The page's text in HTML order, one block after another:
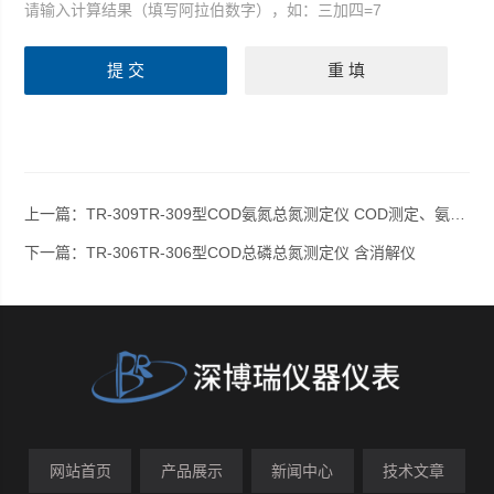
请输入计算结果（填写阿拉伯数字），如：三加四=7
上一篇：TR-309TR-309型COD氨氮总氮测定仪 COD测定、氨氮测定、总磷测定、总氮测定
下一篇：TR-306TR-306型COD总磷总氮测定仪 含消解仪
网站首页 产品展示 新闻中心 技术文章